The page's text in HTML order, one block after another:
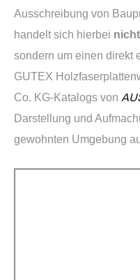
Ausschreibung von
handelt sich hierbei
sondern um einen direkt
GUTEX
Co. KG-Katalogs von
Darstellung und
gewohnten Umgebung